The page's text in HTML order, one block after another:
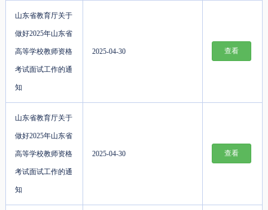
山东省教育厅关于
做好2025年山东省
高等学校教师资格
考试面试工作的通
知
2025-04-30 查看
山东省教育厅关于
做好2025年山东省
高等学校教师资格
考试面试工作的通
知
2025-04-30 查看